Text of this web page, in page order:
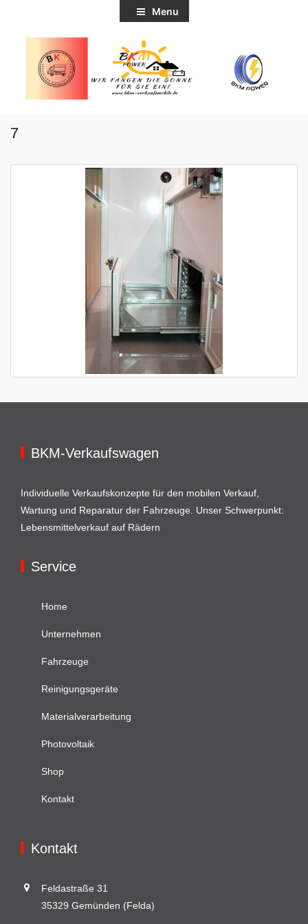
Menu
7
BKM-Verkaufswagen
Individuelle Verkaufskonzepte für den mobilen Verkauf,
Wartung und Reparatur der Fahrzeuge. Unser Schwerpunkt:
Lebensmittelverkauf auf Rädern
Service
Home
Unternehmen
Fahrzeuge
Reinigungsgeräte
Materialverarbeitung
Photovoltaik
Shop
Kontakt
Kontakt
Feldastraße 31
35329 Gemünden (Felda)